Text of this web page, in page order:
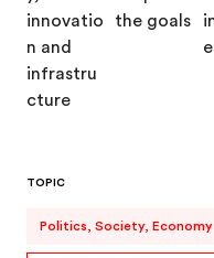
TOPIC
Politics, Society, Economy